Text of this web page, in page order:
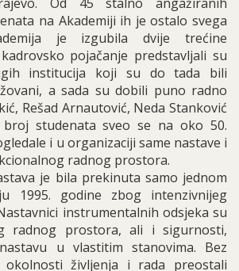
na Akademiji ih je ostalo svega
je izgubila dvije trećine
pojačanje predstavljali su
institucija koji su do tada bili
a sada su dobili puno radno
Rešad Arnautović, Neda Stanković
studenata sveo se na oko 50.
i u organizaciji same nastave i
radnog prostora.
je bila prekinuta samo jednom
1995. godine zbog intenzivnijeg
instrumentalnih odsjeka su
radnog prostora, ali i sigurnosti,
u vlastitim stanovima. Bez
življenja i rada preostali